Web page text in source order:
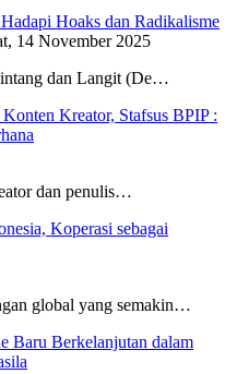
Hoaks dan Radikalisme
14 November 2025
dan Langit (De…
Kreator, Stafsus BPIP :
dan penulis…
Koperasi sebagai
global yang semakin…
Baru Berkelanjutan dalam